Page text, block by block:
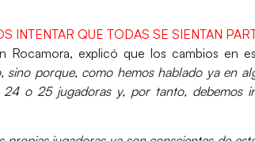
INTENTAR QUE TODAS SE SIENTAN
Rocamora, explicó que los cambios en
sino porque, como hemos hablado ya en
o 25 jugadoras y, por tanto, debemos